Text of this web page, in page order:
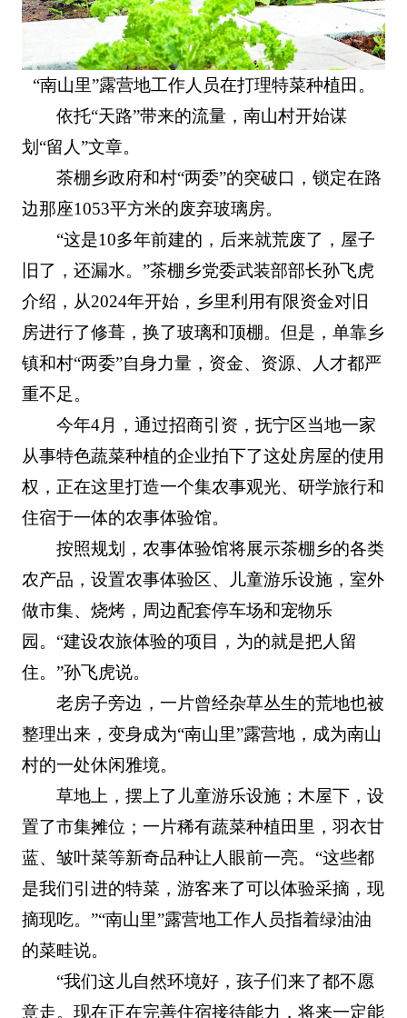
“南山里”露营地工作人员在打理特菜种植田。
依托“天路”带来的流量，南山村开始谋
划“留人”文章。
茶棚乡政府和村“两委”的突破口，锁定在路
边那座1053平方米的废弃玻璃房。
“这是10多年前建的，后来就荒废了，屋子
旧了，还漏水。”茶棚乡党委武装部部长孙飞虎
介绍，从2024年开始，乡里利用有限资金对旧
房进行了修葺，换了玻璃和顶棚。但是，单靠乡
镇和村“两委”自身力量，资金、资源、人才都严
重不足。
今年4月，通过招商引资，抚宁区当地一家
从事特色蔬菜种植的企业拍下了这处房屋的使用
权，正在这里打造一个集农事观光、研学旅行和
住宿于一体的农事体验馆。
按照规划，农事体验馆将展示茶棚乡的各类
农产品，设置农事体验区、儿童游乐设施，室外
做市集、烧烤，周边配套停车场和宠物乐
园。“建设农旅体验的项目，为的就是把人留
住。”孙飞虎说。
老房子旁边，一片曾经杂草丛生的荒地也被
整理出来，变身成为“南山里”露营地，成为南山
村的一处休闲雅境。
草地上，摆上了儿童游乐设施；木屋下，设
置了市集摊位；一片稀有蔬菜种植田里，羽衣甘
蓝、皱叶菜等新奇品种让人眼前一亮。“这些都
是我们引进的特菜，游客来了可以体验采摘，现
摘现吃。”“南山里”露营地工作人员指着绿油油
的菜畦说。
“我们这儿自然环境好，孩子们来了都不愿
意走。现在正在完善住宿接待能力，将来一定能